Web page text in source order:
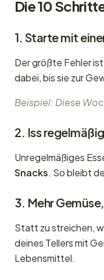
Die 10
1. Starte mit
Der größte Fehler
dabei, bis sie zur
Beispiel: Diese
2. Iss regelmäßig
Unregelmäßiges
Snacks. So bleibt
3. Mehr
Statt zu streichen,
deines Tellers mit
Lebensmittel.